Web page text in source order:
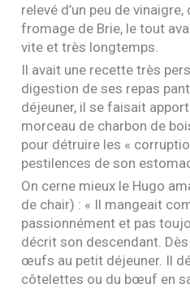
relevé d’un peu de
fromage de Brie, le tout
vite et très longtemps.
Il avait une recette très
digestion de ses repas
déjeuner, il se faisait
morceau de charbon de
pour détruire les «
pestilences de son
On cerne mieux le Hugo
de chair) : « Il mangeait
passionnément et pas
décrit son descendant.
œufs au petit déjeuner. Il
côtelettes ou du bœuf en